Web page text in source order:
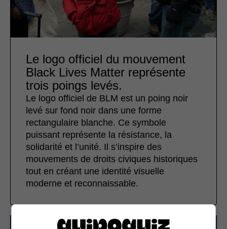
Le logo officiel du mouvement
Black Lives Matter représente
trois poings levés.
Le logo officiel de BLM est un poing noir
levé sur fond noir dans une forme
rectangulaire blanche. Ce symbole
puissant représente la résistance, la
solidarité et l’unité. Il s’inspire des
mouvements de droits civiques historiques
tout en créant une identité visuelle
moderne et reconnaissable.